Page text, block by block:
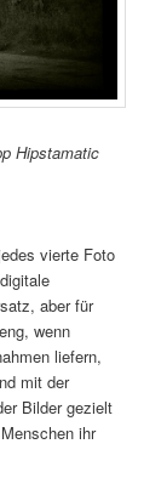
Hipstamatic
vierte Foto
aber für
wenn
liefern,
mit der
Bilder gezielt
ihr